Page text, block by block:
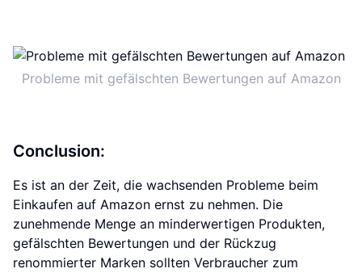
Probleme mit gefälschten Bewertungen auf Amazon
Conclusion:
Es ist an der Zeit, die wachsenden Probleme beim
Einkaufen auf Amazon ernst zu nehmen. Die
zunehmende Menge an minderwertigen Produkten,
gefälschten Bewertungen und der Rückzug
renommierter Marken sollten Verbraucher zum